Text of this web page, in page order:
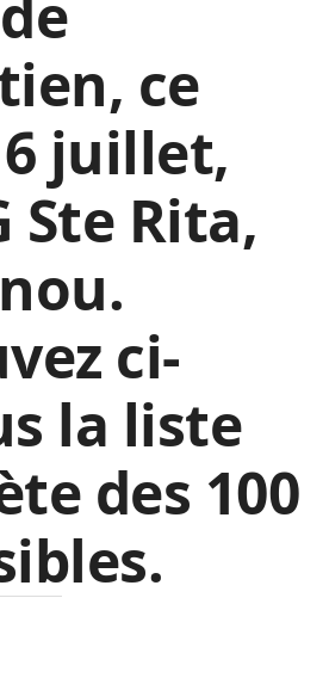
ce
juillet,
Ste Rita,
ci-
la liste
des 100